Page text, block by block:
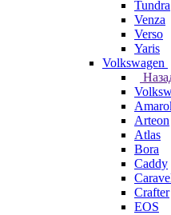
Tundra
Venza
Verso
Yaris
Volkswagen
Arteon
Atlas
Bora
Caddy
Crafter
EOS